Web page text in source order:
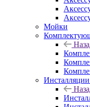
Мойки
Инсталляции